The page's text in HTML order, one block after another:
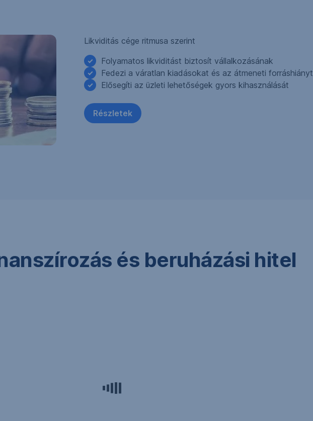
Likviditás cége ritmusa szerint
Folyamatos likviditást biztosít vállalkozásának
Fedezi a váratlan kiadásokat és az átmeneti forráshiányt
Elősegíti az üzleti lehetőségek gyors kihasználását
Részletek
és beruházási hitel